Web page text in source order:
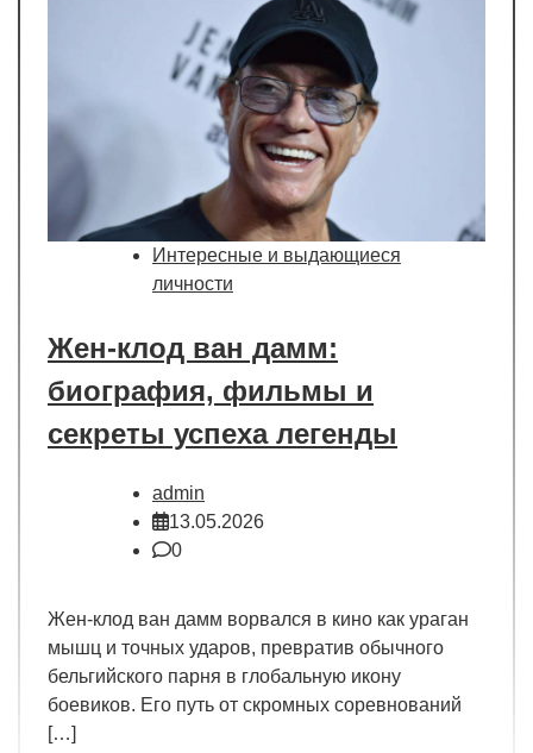
Интересные и выдающиеся
личности
Жен-клод ван дамм:
биография, фильмы и
секреты успеха легенды
admin
13.05.2026
0
Жен-клод ван дамм ворвался в кино как ураган
мышц и точных ударов, превратив обычного
бельгийского парня в глобальную икону
боевиков. Его путь от скромных соревнований
[…]